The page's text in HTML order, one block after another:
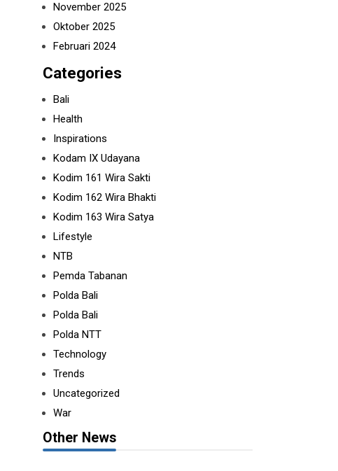
November 2025
Oktober 2025
Februari 2024
Categories
Bali
Health
Inspirations
Kodam IX Udayana
Kodim 161 Wira Sakti
Kodim 162 Wira Bhakti
Kodim 163 Wira Satya
Lifestyle
NTB
Pemda Tabanan
Polda Bali
Polda Bali
Polda NTT
Technology
Trends
Uncategorized
War
Other News